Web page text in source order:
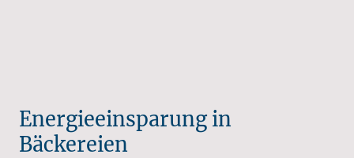
Energieeinsparung in
Bäckereien